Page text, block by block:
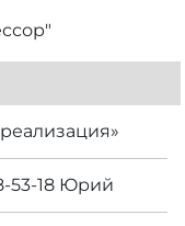
53-18 Юрий